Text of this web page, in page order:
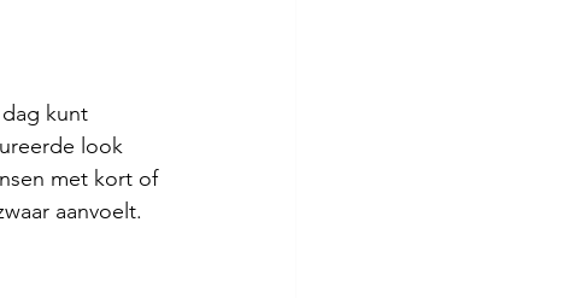
kunt
look
met kort of
aanvoelt.